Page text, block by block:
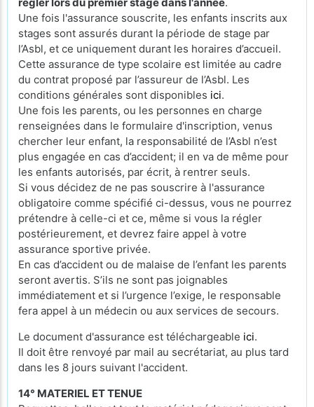
Une fois l'assurance souscrite, les enfants inscrits aux
stages sont assurés durant la période de stage par
l’Asbl, et ce uniquement durant les horaires d’accueil.
Cette assurance de type scolaire est limitée au cadre
du contrat proposé par l’assureur de l’Asbl. Les
conditions générales sont disponibles ici.
Une fois les parents, ou les personnes en charge
renseignées dans le formulaire d'inscription, venus
chercher leur enfant, la responsabilité de l’Asbl n’est
plus engagée en cas d’accident; il en va de même pour
les enfants autorisés, par écrit, à rentrer seuls.
Si vous décidez de ne pas souscrire à l'assurance
obligatoire comme spécifié ci-dessus, vous ne pourrez
prétendre à celle-ci et ce, même si vous la régler
postérieurement, et devrez faire appel à votre
assurance sportive privée.
En cas d’accident ou de malaise de l’enfant les parents
seront avertis. S’ils ne sont pas joignables
immédiatement et si l’urgence l’exige, le responsable
fera appel à un médecin ou aux services de secours.
Le document d'assurance est téléchargeable ici.
Il doit être renvoyé par mail au secrétariat, au plus tard
dans les 8 jours suivant l'accident.
14° MATERIEL ET TENUE